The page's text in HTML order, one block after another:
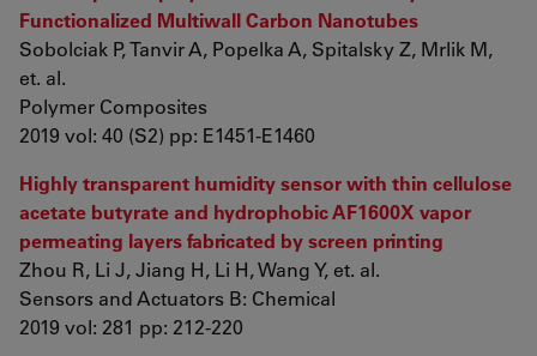
Functionalized Multiwall Carbon Nanotubes
Sobolciak P, Tanvir A, Popelka A, Spitalsky Z, Mrlik M,
et. al.
Polymer Composites
2019 vol: 40 (S2) pp: E1451-E1460
Highly transparent humidity sensor with thin cellulose
acetate butyrate and hydrophobic AF1600X vapor
permeating layers fabricated by screen printing
Zhou R, Li J, Jiang H, Li H, Wang Y, et. al.
Sensors and Actuators B: Chemical
2019 vol: 281 pp: 212-220